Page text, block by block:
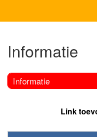
Informatie
Informatie
Link